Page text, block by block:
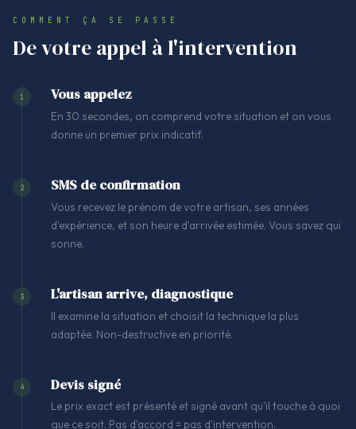
COMMENT ÇA SE PASSE
De votre appel à l'intervention
1 Vous appelez
En 30 secondes, on comprend votre situation et on vous
donne un premier prix indicatif.
2 SMS de confirmation
Vous recevez le prénom de votre artisan, ses années
d'expérience, et son heure d'arrivée estimée. Vous savez qui
sonne.
3 L'artisan arrive, diagnostique
Il examine la situation et choisit la technique la plus
adaptée. Non-destructive en priorité.
4 Devis signé
Le prix exact est présenté et signé avant qu'il touche à quoi
que ce soit. Pas d'accord = pas d'intervention.